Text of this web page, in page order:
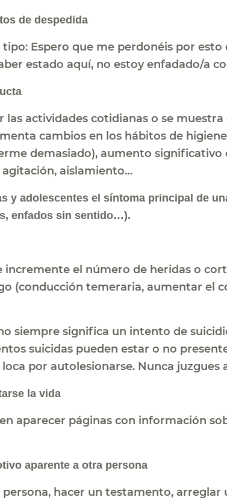
de despedida
Espero que me perdonéis por
estado aquí, no estoy enfadado/a
actividades cotidianas o se
cambios en los hábitos de
demasiado), aumento
aislamiento…
y adolescentes el síntoma principal de
enfados sin sentido…).
incremente el número de heridas o
(conducción temeraria, aumentar el
siempre significa un intento de
suicidas pueden estar o no
por autolesionarse. Nunca juzgues
la vida
aparecer páginas con información
aparente a otra persona
hacer un testamento, arreglar